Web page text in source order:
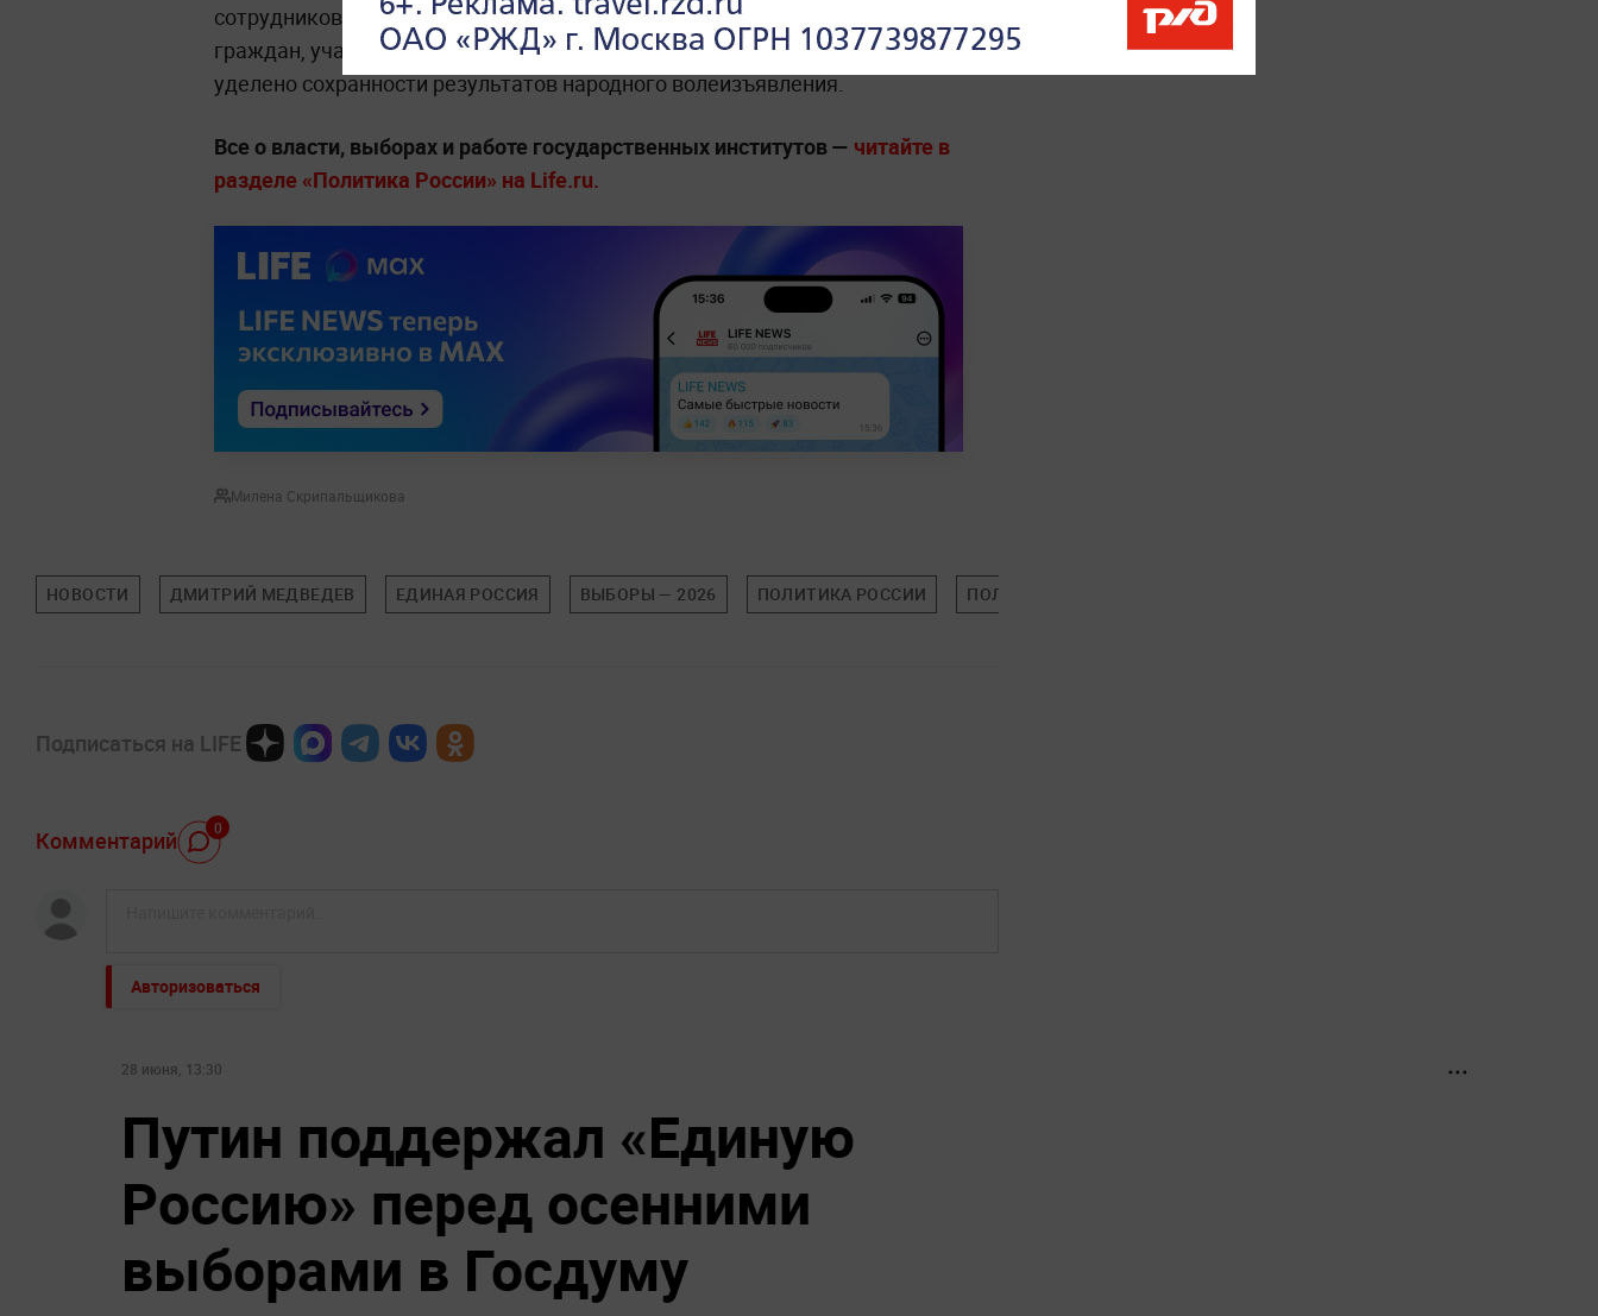
сотрудников избирательных комиссий, кандидатов, наблюдателей и
граждан, участвующих в голосовании. Отдельное внимание будет
уделено сохранности результатов народного волеизъявления.
Все о власти, выборах и работе государственных институтов — читайте в
разделе «Политика России» на Life.ru.
Милена Скрипальщикова
НОВОСТИ ДМИТРИЙ МЕДВЕДЕВ ЕДИНАЯ РОССИЯ ВЫБОРЫ — 2026 ПОЛИТИКА РОССИИ ПОЛИТИКА
Подписаться на LIFE
Комментарий 0
Авторизоваться
28 июня, 13:30
Путин поддержал «Единую
Россию» перед осенними
выборами в Госдуму